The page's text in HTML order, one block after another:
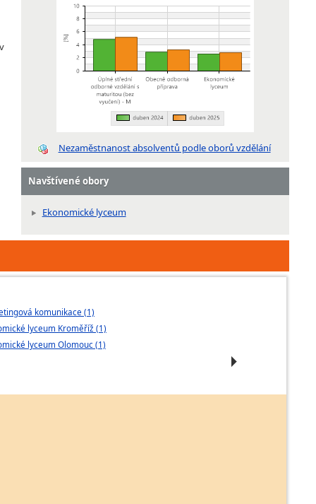
Nezaměstnanost absolventů podle oborů vzdělání
Navštívené obory
Ekonomické lyceum
komunikace (1)
lyceum Kroměříž (1)
lyceum Olomouc (1)